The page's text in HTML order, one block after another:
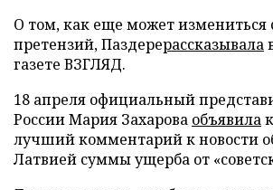
О том, как еще может измениться
претензий, Паздерерассказывала
газете ВЗГЛЯД.
18 апреля официальный
России Мария Захарова объявила
лучший комментарий к новости
Латвией суммы ущерба от